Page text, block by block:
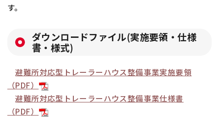
す。
ダウンロードファイル(実施要領・仕様
書・様式)
避難所対応型トレーラーハウス整備事業実施要領
（PDF）
避難所対応型トレーラーハウス整備事業仕様書
（PDF）